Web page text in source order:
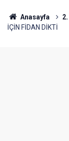
Anasayfa
İÇİN FİDAN DİKTİ